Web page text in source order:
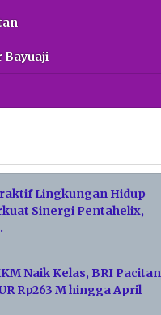
Bayuaji
Lingkungan Hidup
Sinergi Pentahelix,
Naik Kelas, BRI Pacitan
Rp263 M hingga April